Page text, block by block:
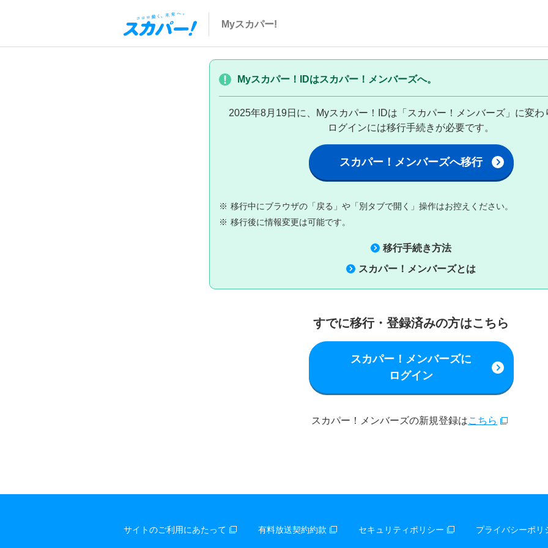
Myスカパー!
Myスカパー！IDはスカパー！メンバーズへ。
2025年8月19日に、Myスカパー！IDは「スカパー！メンバーズ」に変わ
ログインには移行手続きが必要です。
スカパー！メンバーズへ移行
※ 移行中にブラウザの「戻る」や「別タブで開く」操作はお控えください。
※ 移行後に情報変更は可能です。
移行手続き方法
スカパー！メンバーズとは
すでに移行・登録済みの方はこちら
スカパー！メンバーズに
ログイン
スカパー！メンバーズの新規登録はこちら
サイトのご利用にあたって 有料放送契約約款 セキュリティポリシー プライバシーポリ